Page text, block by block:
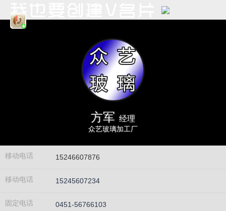
方军 经理
众艺玻璃加工厂
移动电话 15246607876
移动电话 15245607234
固定电话 0451-56766103